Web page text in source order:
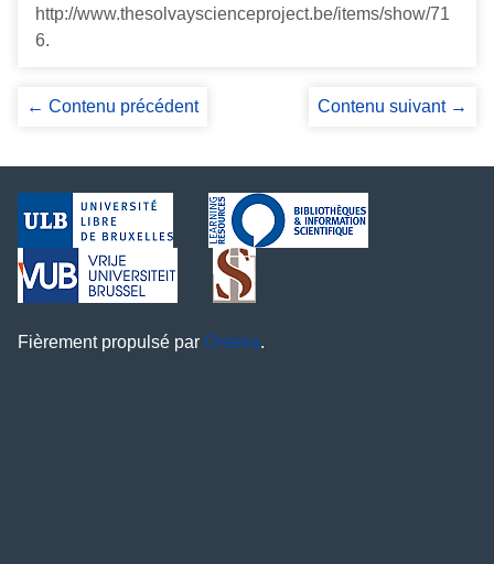
http://www.thesolvayscienceproject.be/items/show/71
6.
← Contenu précédent Contenu suivant →
Fièrement propulsé par Omeka.